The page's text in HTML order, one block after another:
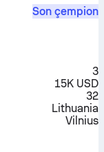
Son çempion
3
15K USD
32
Lithuania
Vilnius